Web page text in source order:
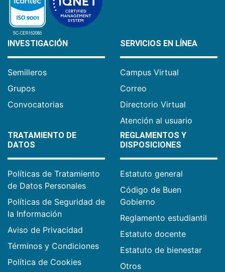
INVESTIGACIÓN
Semilleros
Grupos
Convocatorias
SERVICIOS EN LÍNEA
Campus Virtual
Correo
Directorio Virtual
Atención al usuario
TRATAMIENTO DE
DATOS
Políticas de Tratamiento
de Datos Personales
Políticas de Seguridad de
la Información
Aviso de Privacidad
Términos y Condiciones
Política de Cookies
REGLAMENTOS Y
DISPOSICIONES
Estatuto general
Código de Buen
Gobierno
Reglamento estudiantil
Estatuto docente
Estatuto de bienestar
Otros